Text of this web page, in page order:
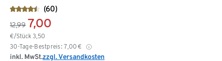
(60)
12,99 7,00
€/Stück 3,50
30-Tage-Bestpreis: 7,00 €
inkl. MwSt.zzgl. Versandkosten